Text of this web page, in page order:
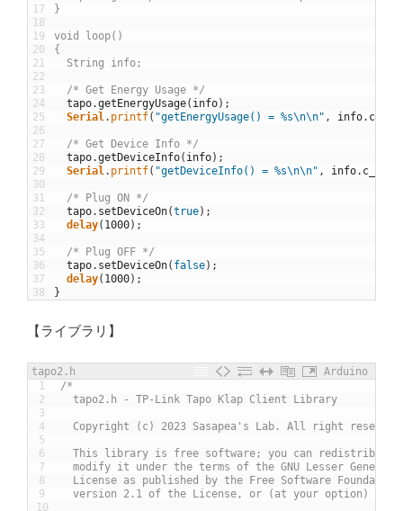
17
18
19
20
21
22
23
24
25
26
27
28
29
30
31
32
33
34
35
36
37
38
}
void loop()
{
String info;
/* Get Energy Usage */
tapo.getEnergyUsage( info) ;
Serial . printf( "getEnergyUsage() = %s\n\n" , info. c_str
/* Get Device Info */
tapo.getDeviceInfo( info) ;
Serial . printf( "getDeviceInfo() = %s\n\n" , info. c_str
/* Plug ON */
tapo. setDeviceOn(true) ;
delay( 1000) ;
/* Plug OFF */
tapo. setDeviceOn( false) ;
delay( 1000) ;
}
【ライブラリ】
tapo2.h
Arduino
1
2
3
4
5
6
7
8
9
10
/*
tapo2.h - TP-Link Tapo Klap Client Library
Copyright (c) 2023 Sasapea's Lab. All right
This library is free software; you can redistribute
modify it under the terms of the GNU Lesser General
License as published by the Free Software
version 2.1 of the License, or (at your option) any